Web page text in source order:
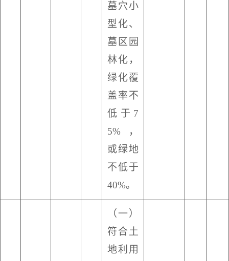
墓穴小
型化、
墓区园
林化，
绿化覆
盖率不
低于 7
5%，
或绿地
不低于
40%。
（一）
符合土
地利用